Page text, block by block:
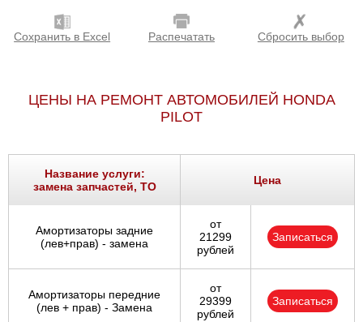
Оренбург
Петрозаводск
Ростов-на-Дону
Самара
Санкт-Петербург
Саратов
Солнцево
Сохранить в Excel Распечатать Сбросить выбор
ЦЕНЫ НА РЕМОНТ АВТОМОБИЛЕЙ HONDA
PILOT
Название услуги:
замена запчастей, ТО
Цена
Амортизаторы задние
(лев+прав) - замена
от
21299
рублей
Записаться
Амортизаторы передние
(лев + прав) - Замена
от
29399
рублей
Записаться